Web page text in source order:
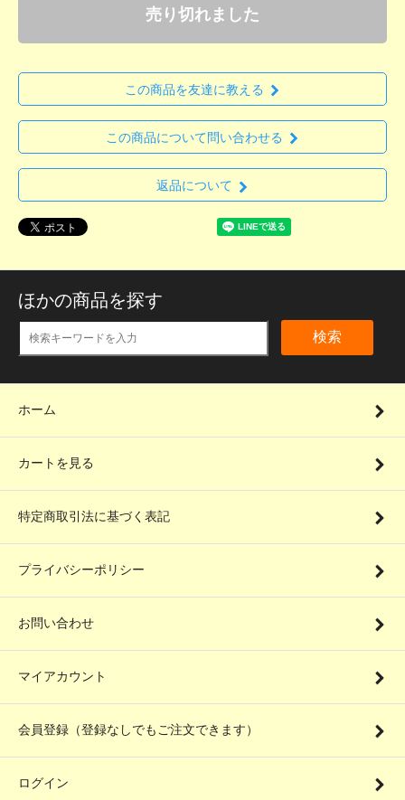
売り切れました
この商品を友達に教える
この商品について問い合わせる
返品について
ほかの商品を探す
検索
ホーム
カートを見る
特定商取引法に基づく表記
プライバシーポリシー
お問い合わせ
マイアカウント
会員登録（登録なしでもご注文できます）
ログイン